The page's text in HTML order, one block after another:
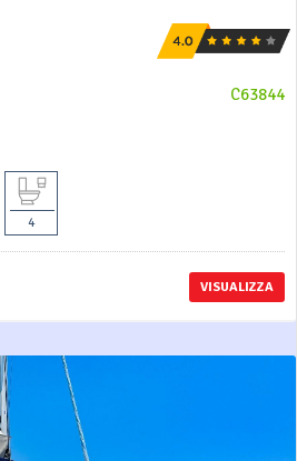
C63844
4
VISUALIZZA